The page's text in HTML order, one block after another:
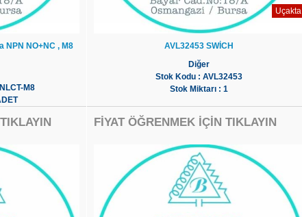
NPN NO+NC , M8
M8
Uçakta
AVL32453 SWİCH
Diğer
Stok Kodu : AVL32453
Stok Miktarı : 1
FİYAT ÖĞRENMEK İÇİN TIKLAYIN